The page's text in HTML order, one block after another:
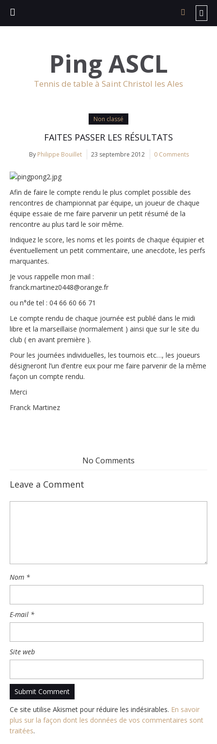
Ping ASCL
Tennis de table à Saint Christol les Ales
Non classé
FAITES PASSER LES RÉSULTATS
By Philippe Bouillet 23 septembre 2012 0 Comments
Afin de faire le compte rendu le plus complet possible des
rencontres de championnat par équipe, un joueur de chaque
équipe essaie de me faire parvenir un petit résumé de la
rencontre au plus tard le soir même.
Indiquez le score, les noms et les points de chaque équipier et
éventuellement un petit commentaire, une anecdote, les perfs
marquantes.
Je vous rappelle mon mail :
franck.martinez0448@orange.fr
ou n°de tel : 04 66 60 66 71
Le compte rendu de chaque journée est publié dans le midi
libre et la marseillaise (normalement ) ainsi que sur le site du
club ( en avant première ).
Pour les journées individuelles, les tournois etc…, les joueurs
désigneront l’un d’entre eux pour me faire parvenir de la même
façon un compte rendu.
Merci
Franck Martinez
No Comments
Leave a Comment
Nom *
E-mail *
Site web
Ce site utilise Akismet pour réduire les indésirables. En savoir
plus sur la façon dont les données de vos commentaires sont
traitées.